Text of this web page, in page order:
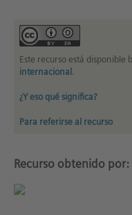
Este recurso está disponible
internacional.
¿Y eso qué significa?
Para referirse al recurso
Recurso obtenido por: